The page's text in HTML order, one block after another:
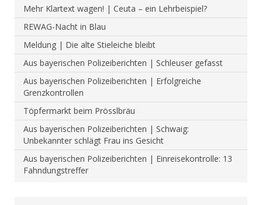
Mehr Klartext wagen! | Ceuta – ein Lehrbeispiel?
REWAG-Nacht in Blau
Meldung | Die alte Stieleiche bleibt
Aus bayerischen Polizeiberichten | Schleuser gefasst
Aus bayerischen Polizeiberichten | Erfolgreiche
Grenzkontrollen
Töpfermarkt beim Prösslbräu
Aus bayerischen Polizeiberichten | Schwaig:
Unbekannter schlägt Frau ins Gesicht
Aus bayerischen Polizeiberichten | Einreisekontrolle: 13
Fahndungstreffer